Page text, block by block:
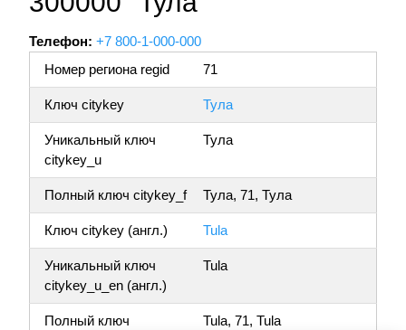
Телефон: +7 800-1-000-000
Номер региона regid
71
Ключ citykey Тула
Уникальный ключ
citykey_u
Тула
Полный ключ citykey_f Тула, 71, Тула
Ключ citykey (англ.) Tula
Уникальный ключ
citykey_u_en (англ.)
Tula
Полный ключ
Tula, 71, Tula